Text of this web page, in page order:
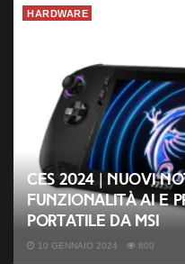
HARDWARE
CES 2024 | Nuovi
funzionalità AI e
portatile da MSI
10 GENNAIO 2024 800